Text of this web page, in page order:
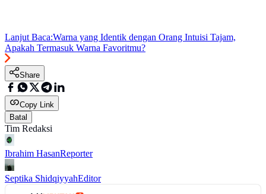
Lanjut Baca:Warna yang Identik dengan Orang Intuisi Tajam,
Apakah Termasuk Warna Favoritmu?
Share
Copy Link
Batal
Tim Redaksi
Ibrahim HasanReporter
Septika ShidqiyyahEditor